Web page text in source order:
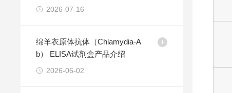
产品介绍
2026-07-16
绵羊衣原体抗体（Chlamydia-A
b） ELISA试剂盒产品介绍
2026-06-02